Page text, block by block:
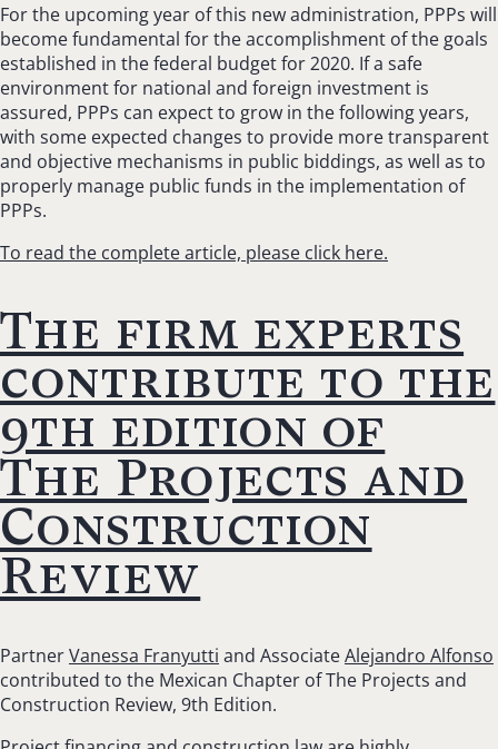
For the upcoming year of this new administration, PPPs will
become fundamental for the accomplishment of the goals
established in the federal budget for 2020. If a safe
environment for national and foreign investment is
assured, PPPs can expect to grow in the following years,
with some expected changes to provide more transparent
and objective mechanisms in public biddings, as well as to
properly manage public funds in the implementation of
PPPs.
To read the complete article, please click here.
The firm experts
contribute to the
9th edition of
The Projects and
Construction
Review
PartnerVanessa Franyutti and AssociateAlejandro Alfonso
contributed to the Mexican Chapter of The Projects and
Construction Review, 9th Edition.